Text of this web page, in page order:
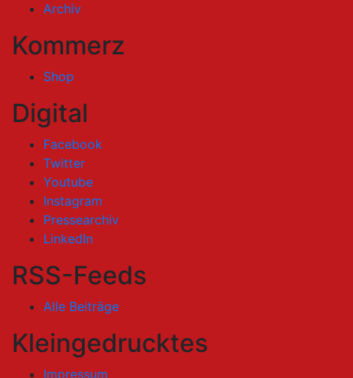
Archiv
Kommerz
Shop
Digital
Facebook
Twitter
Youtube
Instagram
Pressearchiv
LinkedIn
RSS-Feeds
Alle Beiträge
Kleingedrucktes
Impressum